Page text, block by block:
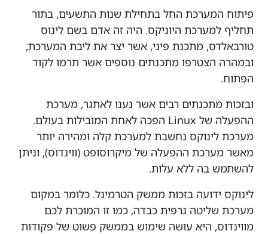
פיתוח המערכת החל בתחילת שנות התשעים, בתור
תחליף למערכת היוניקס. היה זה אדם בשם לינוס
טורבאלדס, מתכנת פיני, אשר יצר את ליבת המערכת;
ובמהרה הצטרפו מתכנתים נוספים אשר תרמו לקוד
הפתוח.
ובזכות מתכנתים רבים אשר נענו לאתגר, מערכת
ההפעלה של Linux הפכה לאחת המובילות בעולם.
מערכת לינוקס נחשבת למערכת קלה ומהירה יותר
מאשר מערכת ההפעלה של מיקרוסופט (ווינדוס), וניתן
להשתמש בה ללא עלות.
לינוקס ידועה בזכות ממשק הטרמינל. כלומר במקום
מערכת שליטה גרפית כבדה, כמו זו המוכרת לכם
מווינדוס, היא עושה שימוש בממשק פשוט של פקודות